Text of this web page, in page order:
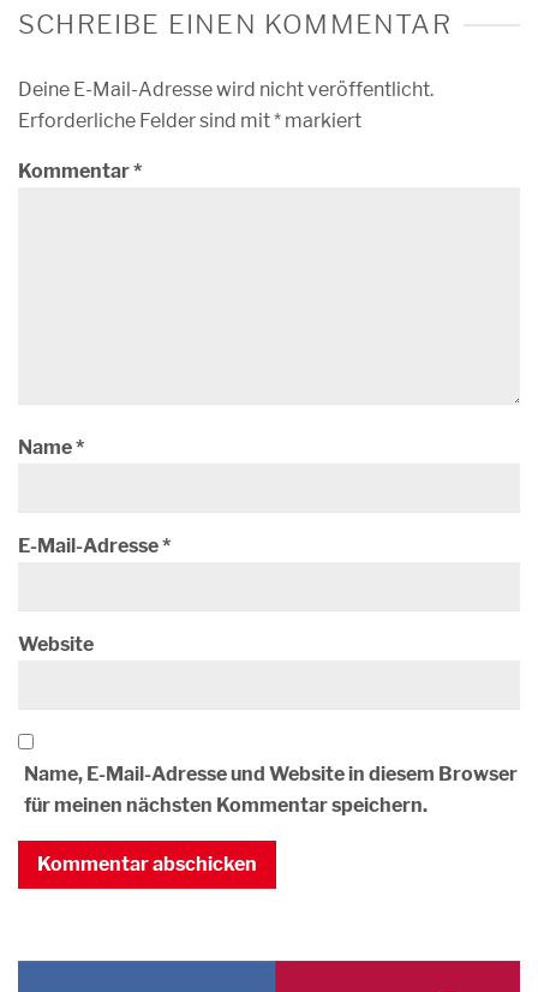
SCHREIBE EINEN KOMMENTAR
Deine E-Mail-Adresse wird nicht veröffentlicht.
Erforderliche Felder sind mit* markiert
Kommentar*
Name*
E-Mail-Adresse*
Website
Name, E-Mail-Adresse und Website in diesem Browser
für meinen nächsten Kommentar speichern.